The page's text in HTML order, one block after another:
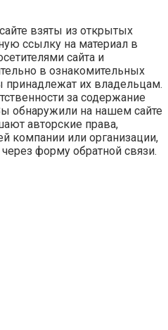
взяты из открытых
ссылку на материал в
сайта и
в ознакомительных
принадлежат их владельцам.
за содержание
обнаружили на нашем сайте
авторские права,
компании или организации,
форму обратной связи.